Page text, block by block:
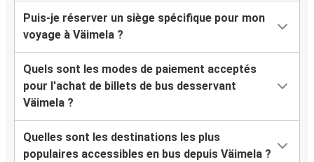
Puis-je réserver un siège spécifique pour mon
voyage à Väimela ?
Quels sont les modes de paiement acceptés
pour l'achat de billets de bus desservant
Väimela ?
Quelles sont les destinations les plus
populaires accessibles en bus depuis Väimela ?